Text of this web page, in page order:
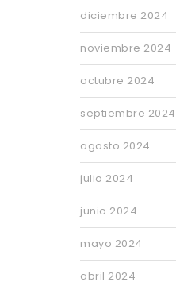
diciembre 2024
noviembre 2024
octubre 2024
septiembre 2024
agosto 2024
julio 2024
junio 2024
mayo 2024
abril 2024